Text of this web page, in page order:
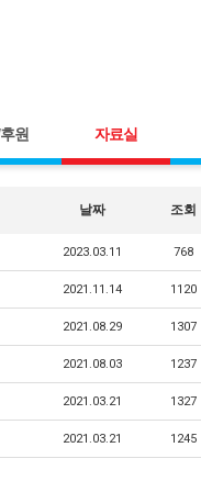
원 자료실
날짜 조회
2023.03.11 768
2021.11.14 1120
2021.08.29 1307
2021.08.03 1237
2021.03.21 1327
2021.03.21 1245